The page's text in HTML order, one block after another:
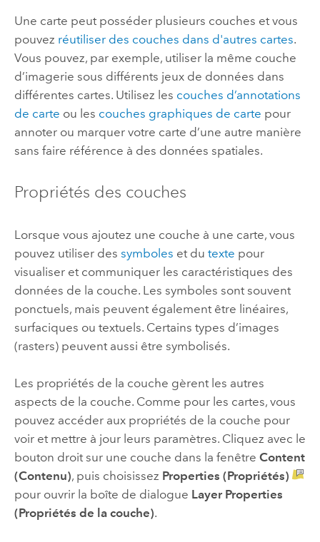
Une carte peut posséder plusieurs couches et vous
pouvez réutiliser des couches dans d'autres cartes.
Vous pouvez, par exemple, utiliser la même couche
d’imagerie sous différents jeux de données dans
différentes cartes. Utilisez les couches d’annotations
de carte ou les couches graphiques de carte pour
annoter ou marquer votre carte d’une autre manière
sans faire référence à des données spatiales.
Propriétés des couches
Lorsque vous ajoutez une couche à une carte, vous
pouvez utiliser des symboles et du texte pour
visualiser et communiquer les caractéristiques des
données de la couche. Les symboles sont souvent
ponctuels, mais peuvent également être linéaires,
surfaciques ou textuels. Certains types d’images
(rasters) peuvent aussi être symbolisés.
Les propriétés de la couche gèrent les autres
aspects de la couche. Comme pour les cartes, vous
pouvez accéder aux propriétés de la couche pour
voir et mettre à jour leurs paramètres. Cliquez avec le
bouton droit sur une couche dans la fenêtre Content
(Contenu), puis choisissez Properties (Propriétés)
pour ouvrir la boîte de dialogue Layer Properties
(Propriétés de la couche).